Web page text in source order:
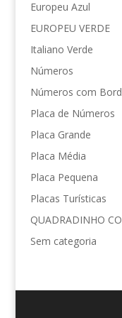
Europeu Azul
EUROPEU VERDE
Italiano Verde
Números
Números com
Placa de Números
Placa Grande
Placa Média
Placa Pequena
Placas Turísticas
QUADRADINHO
Sem categoria